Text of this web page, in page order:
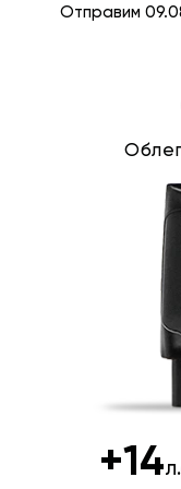
Отправим
+14